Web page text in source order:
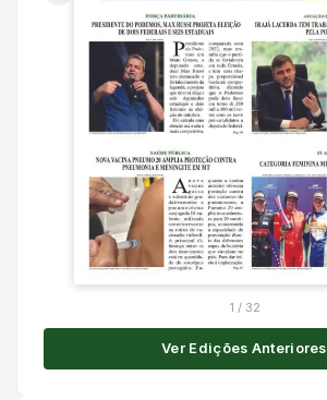
1 / 32
Ver Edições Anteriores